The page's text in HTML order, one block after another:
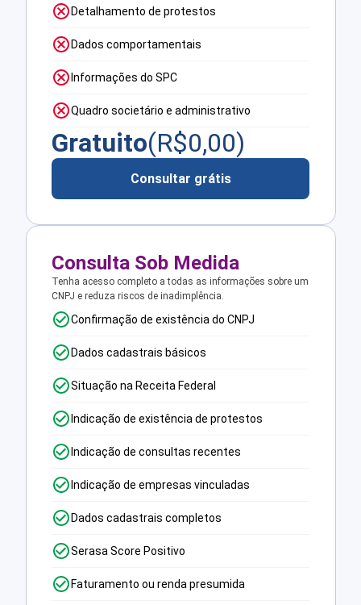
Detalhamento de protestos
Dados comportamentais
Informações do SPC
Quadro societário e administrativo
Gratuito(R$0,00)
Consultar grátis
Consulta Sob Medida
Tenha acesso completo a todas as informações sobre um
CNPJ e reduza riscos de inadimplência.
Confirmação de existência do CNPJ
Dados cadastrais básicos
Situação na Receita Federal
Indicação de existência de protestos
Indicação de consultas recentes
Indicação de empresas vinculadas
Dados cadastrais completos
Serasa Score Positivo
Faturamento ou renda presumida